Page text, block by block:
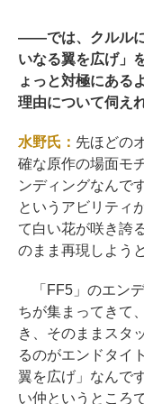
――では、クルル
いなる翼を広げ」
ょっと対極にある
理由について伺え
水野氏： 先ほどの
確な原作の場面モ
ンディングなんで
というアビリティ
て白い花が咲き誇
のまま再現しよう
「FF5」のエン
ちが集まってきて
き、そのままスタ
るのがエンドタイ
翼を広げ」なんで
い仲というところ